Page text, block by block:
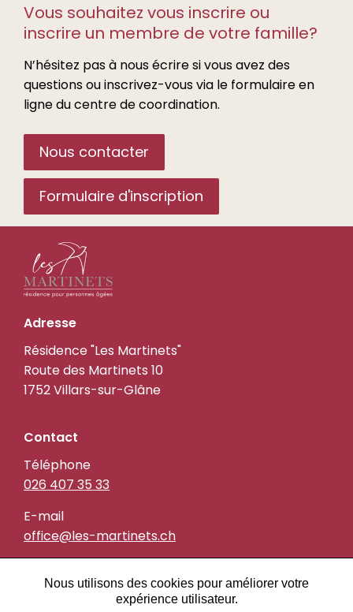
Vous souhaitez vous inscrire ou
inscrire un membre de votre famille?
N’hésitez pas à nous écrire si vous avez des
questions ou inscrivez-vous via le formulaire en
ligne du centre de coordination.
Nous contacter
Formulaire d'inscription
Adresse
Résidence "Les Martinets"
Route des Martinets 10
1752 Villars-sur-Glâne
Contact
Téléphone
026 407 35 33
E-mail
office@les-martinets.ch
En dehors des heures
Nous utilisons des cookies pour améliorer votre
expérience utilisateur.